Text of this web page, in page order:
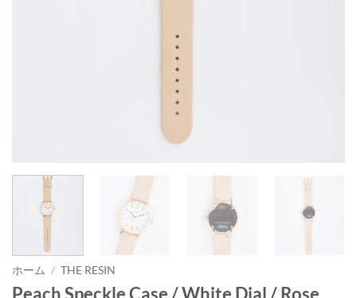
ホーム / THE RESIN